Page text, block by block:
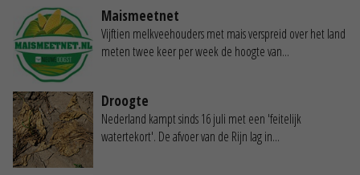
Maismeetnet
Vijftien melkveehouders met mais verspreid over het land
meten twee keer per week de hoogte van...
Droogte
Nederland kampt sinds 16 juli met een 'feitelijk
watertekort'. De afvoer van de Rijn lag in...